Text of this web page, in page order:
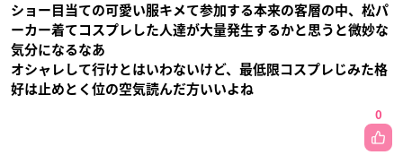
ショー目当ての可愛い服キメて参加する本来の客層の中、松パ
ーカー着てコスプレした人達が大量発生するかと思うと微妙な
気分になるなあ
オシャレして行けとはいわないけど、最低限コスプレじみた格
好は止めとく位の空気読んだ方いいよね
0